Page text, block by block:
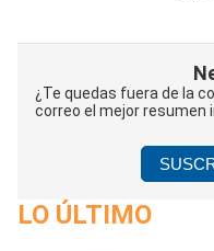
¿Te quedas fuera de la
correo el mejor resumen
LO ÚLTIMO